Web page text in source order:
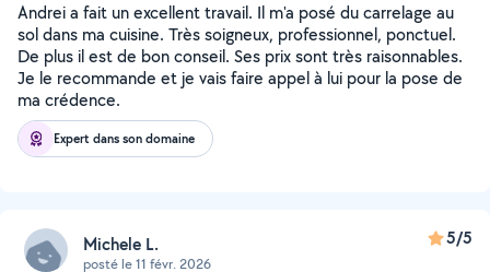
Andrei a fait un excellent travail. Il m'a posé du carrelage au
sol dans ma cuisine. Très soigneux, professionnel, ponctuel.
De plus il est de bon conseil. Ses prix sont très raisonnables.
Je le recommande et je vais faire appel à lui pour la pose de
ma crédence.
Expert dans son domaine
Michele L.
posté le 11 févr. 2026
5/5